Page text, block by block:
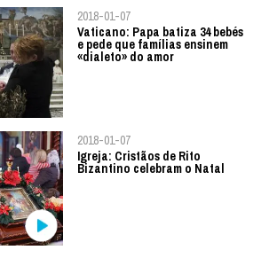
2018-01-07
Vaticano: Papa batiza 34 bebés
e pede que famílias ensinem
«dialeto» do amor
2018-01-07
Igreja: Cristãos de Rito
Bizantino celebram o Natal